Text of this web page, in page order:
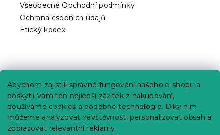
Abychom zajistili správné fungování našeho e-shopu a
poskytli Vám ten nejlepší zážitek z nakupování,
používáme cookies a podobné technologie. Díky nim
můžeme analyzovat návštěvnost, personalizovat obsah a
zobrazovat relevantní reklamy.
Všeobecné Obchodní podmínky
Ochrana osobních údajů
Etický kodex
Kariéra
Poptávky a B2B spolupráce
Proč se u nás registrovat?